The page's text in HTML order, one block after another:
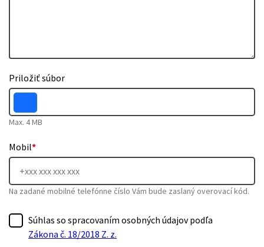
Priložiť súbor
Max. 4 MB
Mobil*
Na zadané mobilné telefónne číslo Vám bude zaslaný overovací kód.
Súhlas so spracovaním osobných údajov podľa
Zákona č. 18/2018 Z. z.